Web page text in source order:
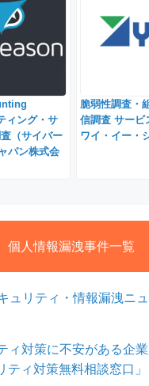
ィング・サ
（サイバー
パン株式会
脆弱性調査・
信調査 サービ
ワイ・イー・
個人情報漏洩事件一覧
ュリティ・情報漏洩ニ
ィ対策に不安がある企
ティ対策無料相談窓口」